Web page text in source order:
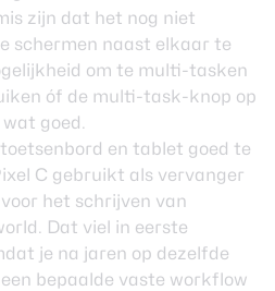
zijn dat het nog niet
schermen naast elkaar te
om te multi-tasken
óf de multi-task-knop op
goed.
en tablet goed te
C gebruikt als vervanger
het schrijven van
Dat viel in eerste
je na jaren op dezelfde
bepaalde vaste workflow